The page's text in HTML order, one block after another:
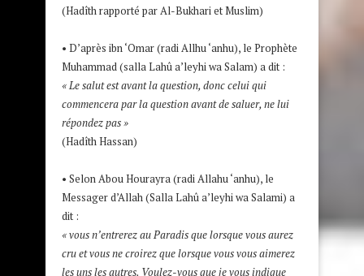
(Hadîth rapporté par Al-Bukhari et Muslim)
• D’après ibn ‘Omar (radi Allhu ‘anhu), le Prophète
Muhammad (salla Lahû a’leyhi wa Salam) a dit :
« Le salut est avant la question, donc celui qui
commencera par la question avant de saluer, ne lui
répondez pas »
(Hadîth Hassan)
• Selon Abou Hourayra (radi Allahu ‘anhu), le
Messager d’Allah (Salla Lahû a’leyhi wa Salami) a
dit :
« vous n’entrerez au Paradis que lorsque vous aurez
cru et vous ne croirez que lorsque vous vous aimerez
les uns les autres. Voulez-vous que je vous indique